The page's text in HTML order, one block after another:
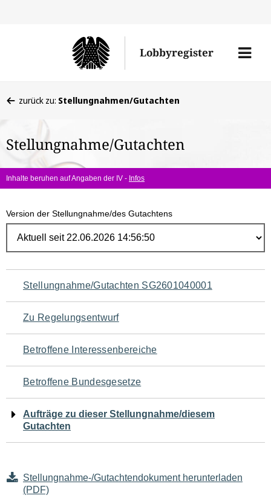
Lobbyregister
Menü
befinden
hier:
zurück zu: Stellungnahmen/Gutachten
Stellungnahme/Gutachten
Inhalte beruhen auf Angaben der IV - Infos
Version der Stellungnahme/des Gutachtens
Navigation
für
den
Seiteninhalt
Stellungnahme/Gutachten SG2601040001
Zu Regelungsentwurf
Betroffene Interessenbereiche
Betroffene Bundesgesetze
Aufträge zu dieser Stellungnahme/diesem
Gutachten
Stellungnahme-/Gutachtendokument herunterladen
(PDF)